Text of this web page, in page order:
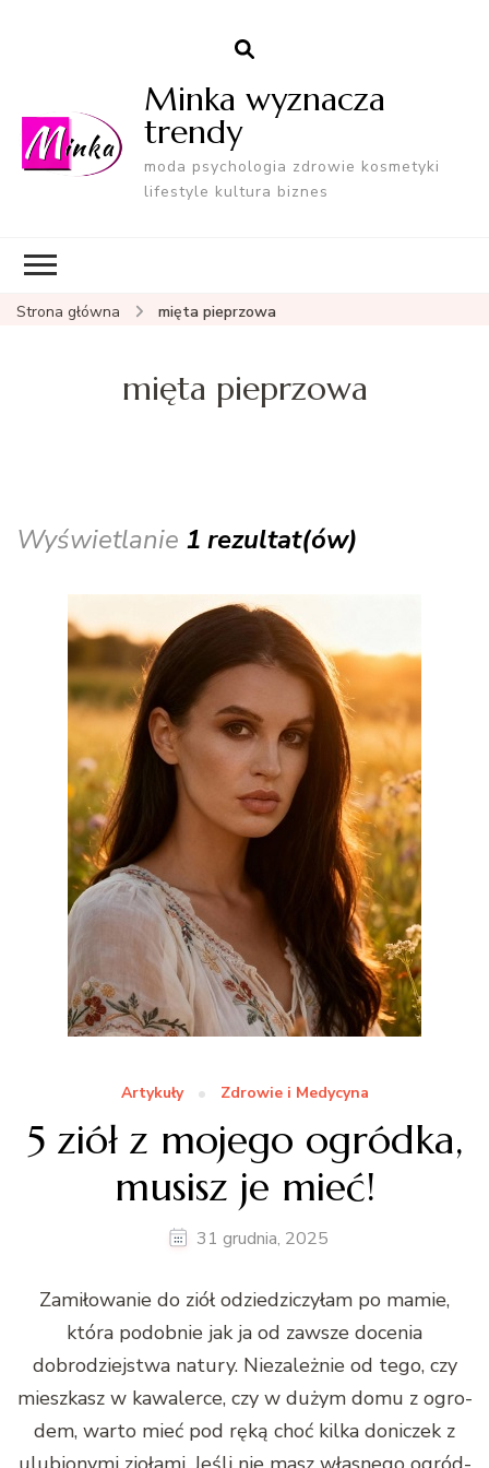
Minka wyznacza
trendy
moda psychologia zdrowie kosmetyki
lifestyle kultura biznes
Strona główna mięta pieprzowa
mięta pieprzowa
Wyświetlanie 1 rezultat(ów)
Artykuły Zdrowie i Medycyna
5 ziół z mojego ogródka,
musisz je mieć!
31 grudnia, 2025
Zamiłowanie do ziół odziedz­iczyłam po mamie,
która podob­nie jak ja od zawsze doce­nia
dobrodziejst­wa natu­ry. Nieza­leżnie od tego, czy
mieszkasz w kawalerce, czy w dużym domu z ogro­
dem, warto mieć pod ręką choć kil­ka don­iczek z